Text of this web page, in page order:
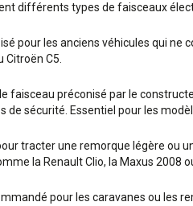
différents types de faisceaux
pour les anciens véhicules qui
Citroën C5.
faisceau préconisé par le
de sécurité. Essentiel pour les
tracter une remorque légère ou
la Renault Clio, la Maxus 2008
pour les caravanes ou